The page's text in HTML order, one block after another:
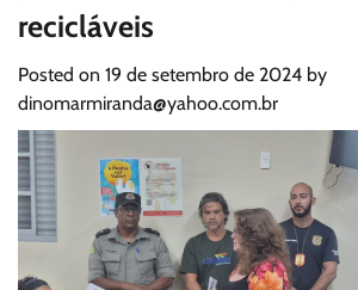
recicláveis
Posted on 19 de setembro de 2024 by
dinomarmiranda@yahoo.com.br